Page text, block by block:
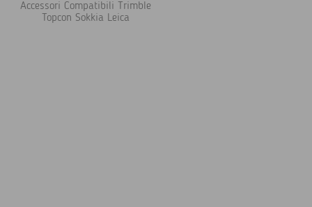
Accessori Compatibili Trimble
Topcon Sokkia Leica